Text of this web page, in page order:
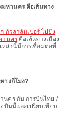
มหานคร คือเส้นทาง
กัวลาลัมเปอร์ ไปยัง
านคร คือเส้นทางเมือง
หล่านี้มีการเชื่อมต่อที่
างกี่โมง?
บินนี้และเปรียบเทียบ